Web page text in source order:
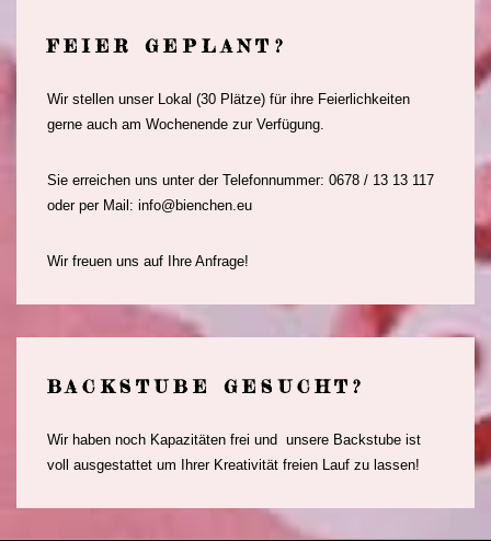
FEIER GEPLANT?
Wir stellen unser Lokal (30 Plätze) für ihre Feierlichkeiten
gerne auch am Wochenende zur Verfügung.
Sie erreichen uns unter der Telefonnummer: 0678 / 13 13 117
oder per Mail: info@bienchen.eu
Wir freuen uns auf Ihre Anfrage!
BACKSTUBE GESUCHT?
Wir haben noch Kapazitäten frei und unsere Backstube ist
voll ausgestattet um Ihrer Kreativität freien Lauf zu lassen!